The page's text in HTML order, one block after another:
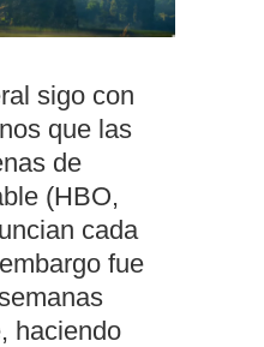
sigo con
que las
de
(HBO,
cada
fue
haciendo